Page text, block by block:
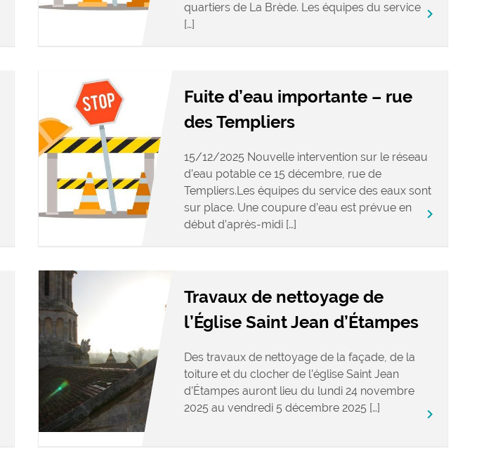
quartiers de La Brède. Les équipes du service
[…]
keyboard_arrow_right
Fuite d’eau importante – rue
des Templiers
15/12/2025 Nouvelle intervention sur le réseau
d’eau potable ce 15 décembre, rue de
Templiers.Les équipes du service des eaux sont
sur place. Une coupure d’eau est prévue en
début d’après-midi […]
keyboard_arrow_right
Travaux de nettoyage de
l’Église Saint Jean d’Étampes
Des travaux de nettoyage de la façade, de la
toiture et du clocher de l’église Saint Jean
d’Étampes auront lieu du lundi 24 novembre
2025 au vendredi 5 décembre 2025 […]
keyboard_arrow_right